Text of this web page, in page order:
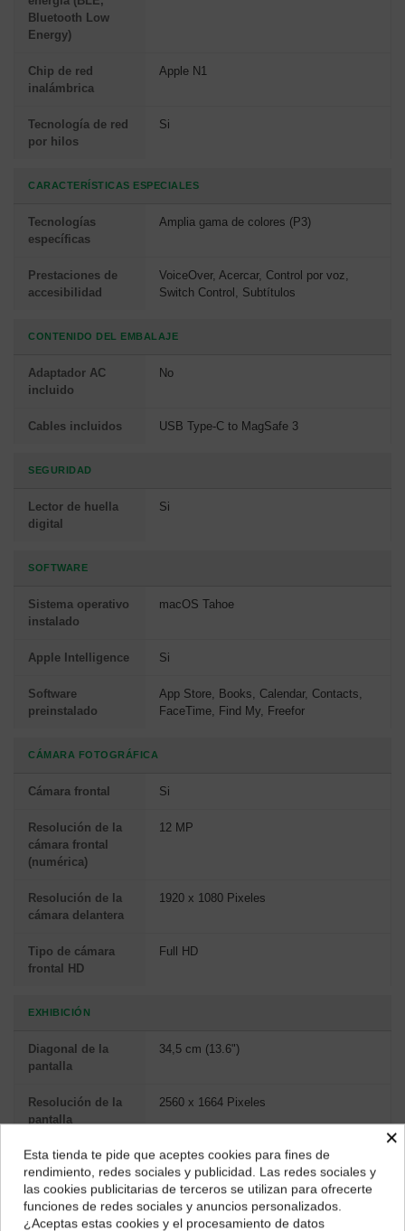
Bluetooth Low
Energy)
Chip de red
inalámbrica
Apple N1
Tecnología de red
por hilos
Si
CARACTERÍSTICAS ESPECIALES
Tecnologías
específicas
Amplia gama de colores (P3)
Prestaciones de
accesibilidad
VoiceOver, Acercar, Control por voz,
Switch Control, Subtítulos
CONTENIDO DEL EMBALAJE
Adaptador AC
incluido
No
Cables incluidos USB Type-C to MagSafe 3
SEGURIDAD
Lector de huella
digital
Si
SOFTWARE
Sistema operativo
instalado
macOS Tahoe
Apple Intelligence Si
Software
preinstalado
App Store, Books, Calendar, Contacts,
FaceTime, Find My, Freefor
CÁMARA FOTOGRÁFICA
Cámara frontal Si
Resolución de la
cámara frontal
(numérica)
12 MP
Resolución de la
cámara delantera
1920 x 1080 Pixeles
Tipo de cámara
frontal HD
Full HD
EXHIBICIÓN
Diagonal de la
pantalla
34,5 cm (13.6")
Resolución de la
pantalla
2560 x 1664 Pixeles
Pantalla táctil No
Tipo de pantalla IPS
Nombre comercial Liquid Retina
¿Dónde deseas recibir tu pedido?
Selecciona tu ubicación para mostrarte los precios e
impuestos correctos para tu región.
×
Esta tienda te pide que aceptes cookies para fines de
rendimiento, redes sociales y publicidad. Las redes sociales y
las cookies publicitarias de terceros se utilizan para ofrecerte
funciones de redes sociales y anuncios personalizados.
¿Aceptas estas cookies y el procesamiento de datos